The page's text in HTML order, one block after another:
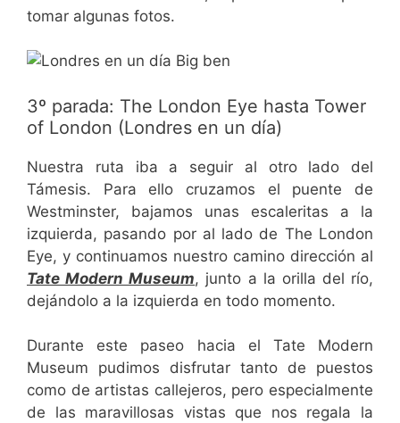
tomar algunas fotos.
3º parada: The London Eye hasta Tower
of London (Londres en un día)
Nuestra ruta iba a seguir al otro lado del
Támesis. Para ello cruzamos el puente de
Westminster, bajamos unas escaleritas a la
izquierda, pasando por al lado de The London
Eye, y continuamos nuestro camino dirección al
Tate Modern Museum, junto a la orilla del río,
dejándolo a la izquierda en todo momento.
Durante este paseo hacia el Tate Modern
Museum pudimos disfrutar tanto de puestos
como de artistas callejeros, pero especialmente
de las maravillosas vistas que nos regala la